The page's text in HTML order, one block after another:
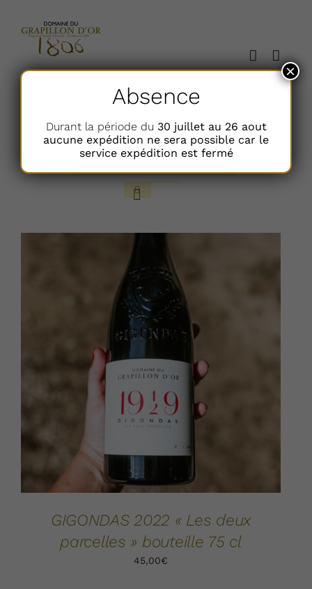
contenu
Trier par Nom
12 Articles
AJOUTER AU PANIER / DÉTAILS
GIGONDAS 2022 « Les deux
parcelles » bouteille 75 cl
45,00€
Absence
Durant la période du 30 juillet au 26 aout
aucune expédition ne sera possible car le
service expédition est fermé
×